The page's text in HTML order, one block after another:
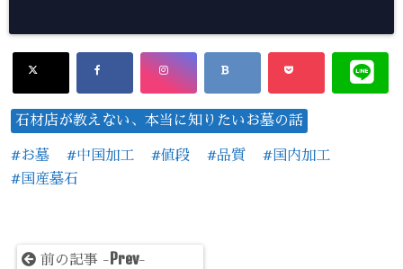
石材店が教えない、本当に知りたいお墓の話
お墓 中国加工 値段 品質
国内加工
国産墓石
前の記事 - Prev-